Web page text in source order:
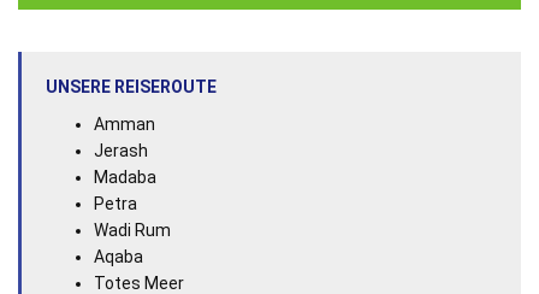
UNSERE REISEROUTE
Amman
Jerash
Madaba
Petra
Wadi Rum
Aqaba
Totes Meer